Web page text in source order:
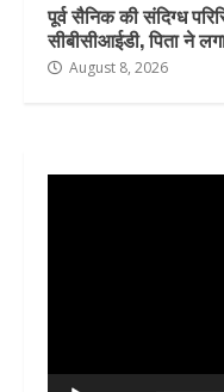
पूर्व सैनिक की संदिग्ध
सीबीसीआईडी, पिता ने
August 8, 2026